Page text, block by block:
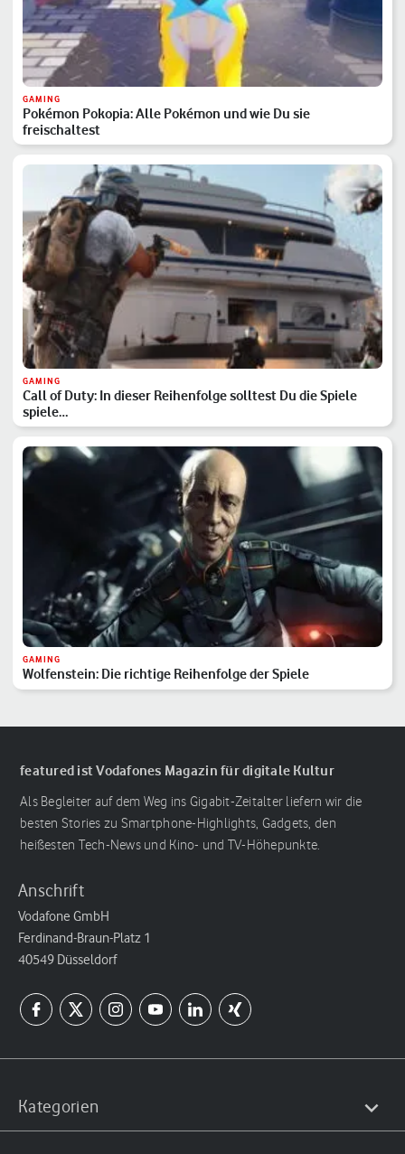
GAMING
Pokémon Pokopia: Alle Pokémon und wie Du sie
freischaltest
GAMING
Call of Duty: In dieser Reihenfolge solltest Du die Spiele
spiele…
GAMING
Wolfenstein: Die richtige Reihenfolge der Spiele
featured ist Vodafones Magazin für digitale Kultur
Als Begleiter auf dem Weg ins Gigabit-Zeitalter liefern wir die
besten Stories zu Smartphone-Highlights, Gadgets, den
heißesten Tech-News und Kino- und TV-Höhepunkte.
Anschrift
Vodafone GmbH
Ferdinand-Braun-Platz 1
40549 Düsseldorf
Kategorien